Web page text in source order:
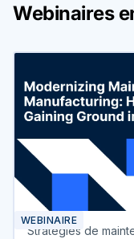
Webinaires
WEBINAIRE
Stratégies de